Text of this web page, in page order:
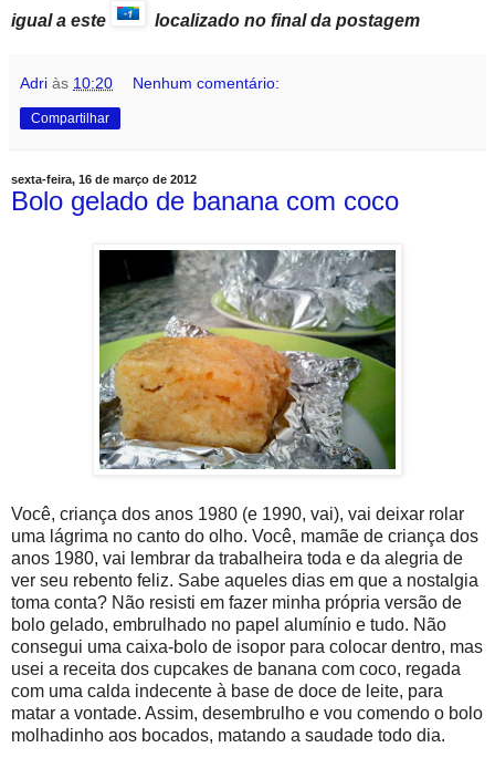
igual a este
localizado no final da postagem
Adri às 10:20 Nenhum comentário:
Compartilhar
sexta-feira, 16 de março de 2012
Bolo gelado de banana com coco
Você, criança dos anos 1980 (e 1990, vai), vai deixar rolar
uma lágrima no canto do olho. Você, mamãe de criança dos
anos 1980, vai lembrar da trabalheira toda e da alegria de
ver seu rebento feliz. Sabe aqueles dias em que a nostalgia
toma conta? Não resisti em fazer minha própria versão de
bolo gelado, embrulhado no papel alumínio e tudo. Não
consegui uma caixa-bolo de isopor para colocar dentro, mas
usei a receita dos cupcakes de banana com coco, regada
com uma calda indecente à base de doce de leite, para
matar a vontade. Assim, desembrulho e vou comendo o bolo
molhadinho aos bocados, matando a saudade todo dia.